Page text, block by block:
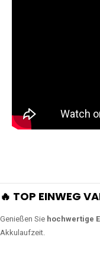
🔥 TOP EINWEG
Genießen Sie hochwertige
Akkulaufzeit.